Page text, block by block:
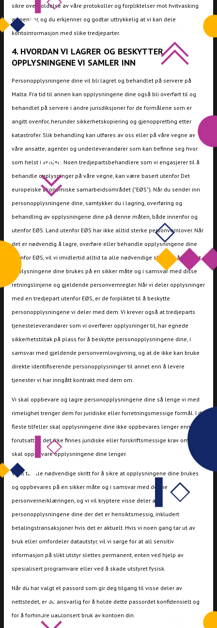
sikre overholdelse av våre protokoller og forpliktelser mot hvitvasking
av penger, og du erkjenner og godtar uttrykkelig at vi kan dele all
kontoinformasjon med slike tredjeparter.
4. HVORDAN VI LAGRER OG BESKYTTER
OPPLYSNINGENE VI SAMLER INN
Personopplysningene dine vil bli lagret og behandlet på servere på
Malta. Fra tid til annen kan opplysningene dine også bli overført til og
behandlet på servere i andre jurisdiksjoner for de formålene som er
angitt ovenfor, herunder sikkerhetskopiering og gjenoppretting etter
katastrofer. Slik behandling kan utføres av oss eller på våre vegne av
våre ansatte, agenter og underleverandører som kan befinne seg hvor
som helst i verden. Noen tredjepartsbehandlere som vi engasjerer til å
behandle opplysninger på våre vegne, kan være basert utenfor Det
europeiske økonomiske samarbeidsområdet ("EØS"). Når du sender inn
personopplysningene dine, samtykker du i lagring, overføring og
behandling av opplysningene dine på denne måten, både innenfor og
utenfor EØS. Land utenfor EØS har ikke alltid sterke personvernlover. Når
det er nødvendig å lagre, overføre eller behandle opplysningene dine
utenfor EØS, vil vi imidlertid alltid ta alle nødvendige skritt for å sikre at
opplysningene dine brukes på en sikker måte og i samsvar med disse
retningslinjene og gjeldende personvernregler. Når vi deler opplysninger
med en tredjepart utenfor EØS, er de forpliktet til å beskytte
personopplysningene vi deler med dem. Vi krever også at tredjeparts
tjenesteleverandører som vi overfører opplysninger til, har egnede
sikkerhetstiltak på plass for å beskytte personopplysningene dine, i
samsvar med gjeldende personvernlovgivning, og at de ikke kan bruke
direkte identifiserende personopplysninger til annet enn å levere
tjenester vi har inngått kontrakt med dem om.
Vi skal oppbevare og lagre personopplysningene dine så lenge vi med
rimelighet trenger dem for juridiske eller forretningsmessige formål. I de
fleste tilfeller skal opplysningene dine ikke oppbevares lenger enn 7 år,
forutsatt at det ikke finnes juridiske eller forskriftsmessige krav om at vi
skal oppbevare opplysningene dine lenger.
Vi vil ta alle nødvendige skritt for å sikre at opplysningene dine brukes
og oppbevares på en sikker måte og i samsvar med denne
personvernerklæringen, og vi vil kryptere visse deler av
personopplysningene dine der det er hensiktsmessig, inkludert
betalingstransaksjoner hvis det er aktuelt. Hvis vi noen gang tar ut av
bruk eller omfordeler datautstyr, vil vi sørge for at all sensitiv
informasjon på slikt utstyr slettes permanent, enten ved hjelp av
spesialisert programvare eller ved å skade utstyret fysisk.
Når du har valgt et passord som gir deg tilgang til visse deler av
nettstedet, er du ansvarlig for å holde dette passordet konfidensielt og
for å forhindre uautorisert bruk av kontoen din.